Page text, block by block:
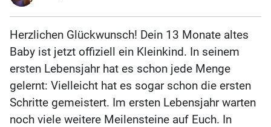
Herzlichen Glückwunsch! Dein 13 Monate altes
Baby ist jetzt offiziell ein Kleinkind. In seinem
ersten Lebensjahr hat es schon jede Menge
gelernt: Vielleicht hat es sogar schon die ersten
Schritte gemeistert. Im ersten Lebensjahr warten
noch viele weitere Meilensteine auf Euch. In